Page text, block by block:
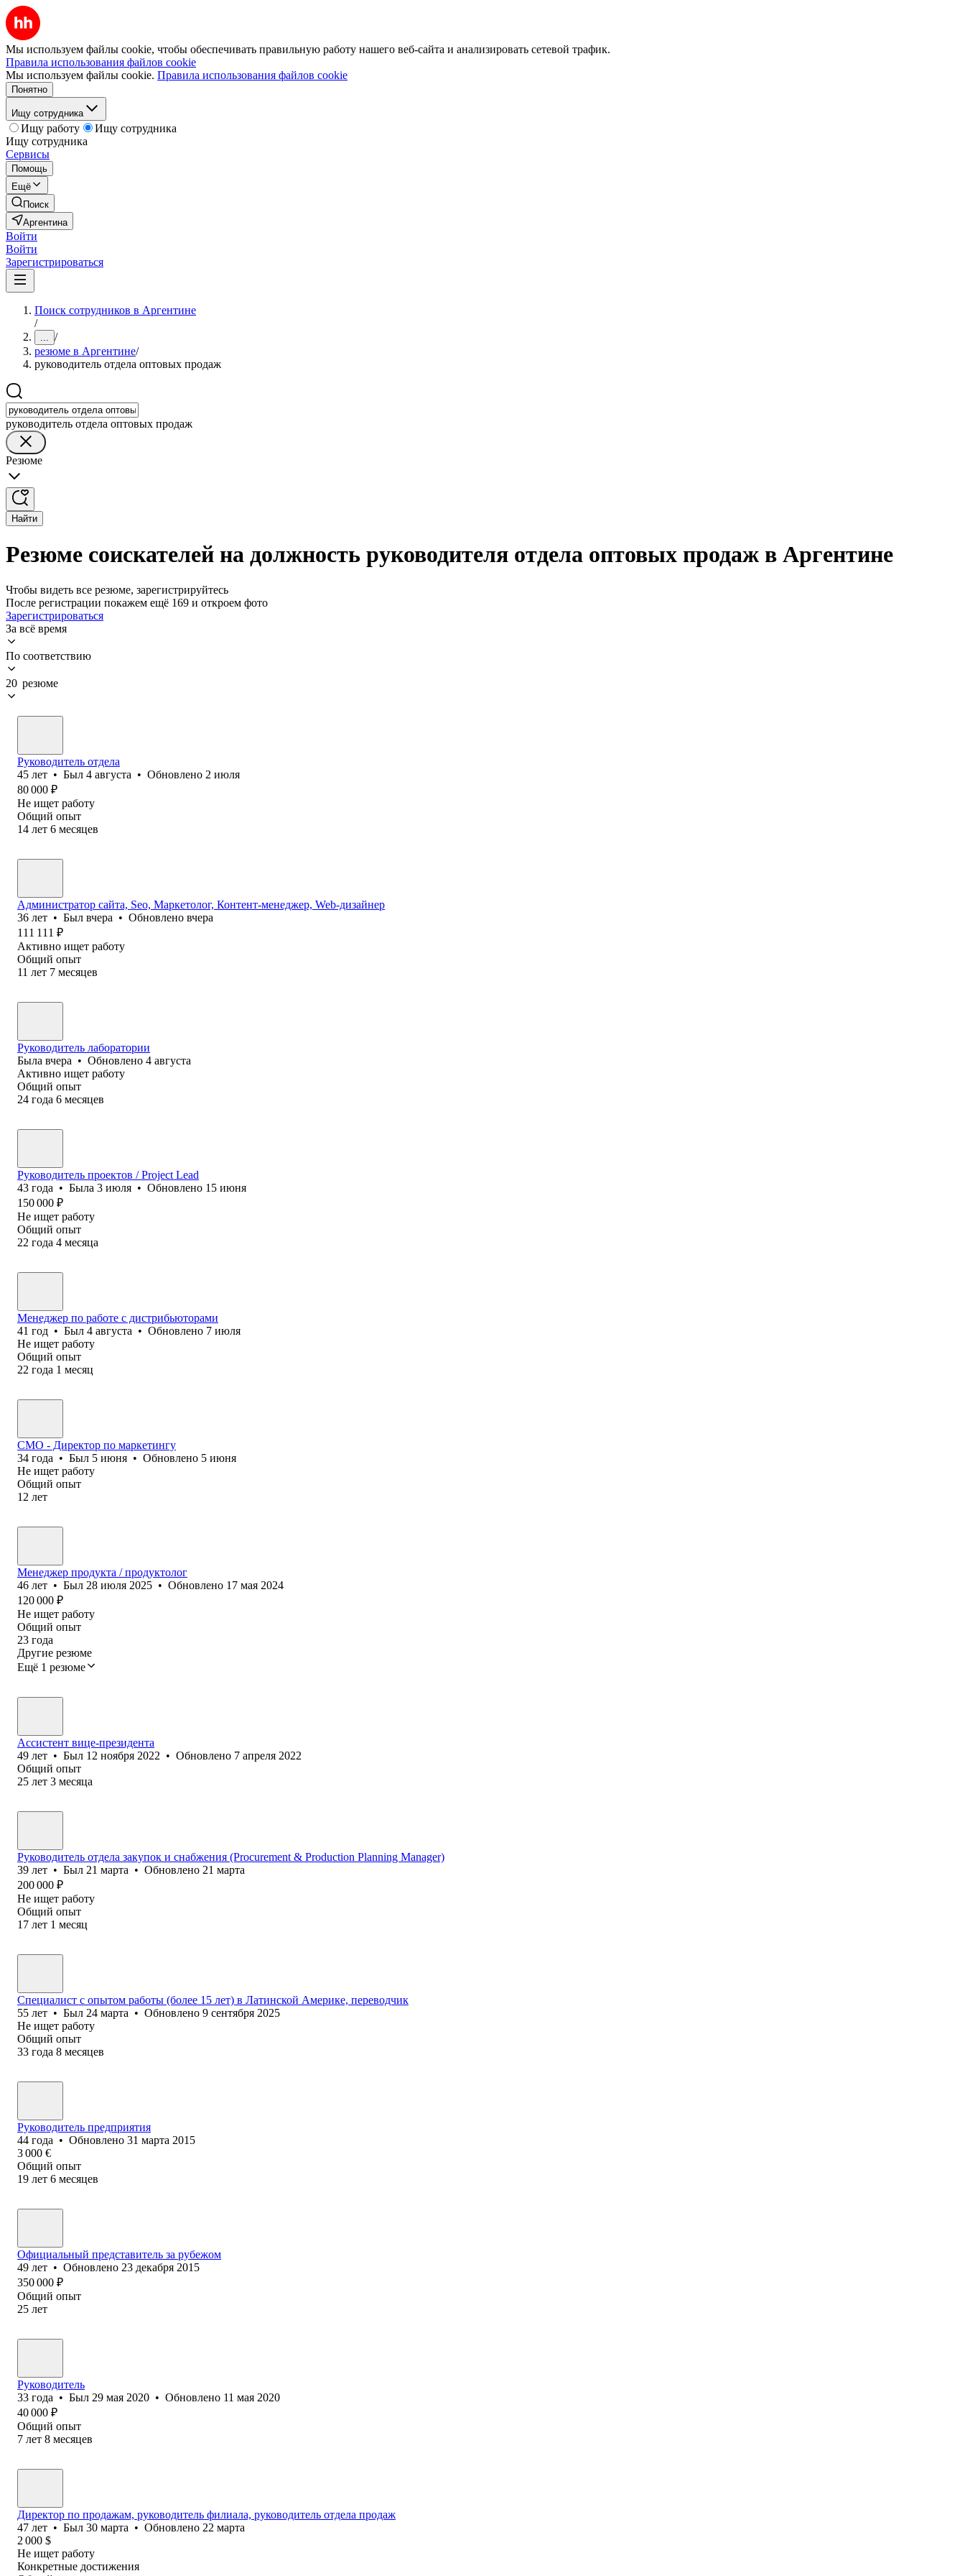
Мы используем файлы cookie, чтобы обеспечивать правильную работу нашего веб-сайта и анализировать сетевой трафик.
Правила использования файлов cookie
Мы используем файлы cookie. Правила использования файлов cookie
Понятно
Ищу сотрудника
Ищу работу
Ищу сотрудника
Ищу сотрудника
Сервисы
Помощь
Ещё
Поиск
Аргентина
Войти
Войти
Зарегистрироваться
Поиск сотрудников в Аргентине
/
... /
резюме в Аргентине/
руководитель отдела оптовых продаж
руководитель отдела оптовых продаж
Резюме
Найти
Резюме соискателей на должность руководителя отдела оптовых продаж в Аргентине
Чтобы видеть все резюме, зарегистрируйтесь
После регистрации покажем ещё 169 и откроем фото
Зарегистрироваться
За всё время
По соответствию
20 резюме
Руководитель отдела
45 лет • Был 4 августа • Обновлено 2 июля
80 000 ₽
Не ищет работу
Общий опыт
14 лет 6 месяцев
Администратор сайта, Seo, Маркетолог, Контент-менеджер, Web-дизайнер
36 лет • Был вчера • Обновлено вчера
111 111 ₽
Активно ищет работу
Общий опыт
11 лет 7 месяцев
Руководитель лаборатории
Была вчера • Обновлено 4 августа
Активно ищет работу
Общий опыт
24 года 6 месяцев
Руководитель проектов / Project Lead
43 года • Была 3 июля • Обновлено 15 июня
150 000 ₽
Не ищет работу
Общий опыт
22 года 4 месяца
Менеджер по работе с дистрибьюторами
41 год • Был 4 августа • Обновлено 7 июля
Не ищет работу
Общий опыт
22 года 1 месяц
CMO - Директор по маркетингу
34 года • Был 5 июня • Обновлено 5 июня
Не ищет работу
Общий опыт
12 лет
Менеджер продукта / продуктолог
46 лет • Был 28 июля 2025 • Обновлено 17 мая 2024
120 000 ₽
Не ищет работу
Общий опыт
23 года
Другие резюме
Ещё 1 резюме
Ассистент вице-президента
49 лет • Был 12 ноября 2022 • Обновлено 7 апреля 2022
Общий опыт
25 лет 3 месяца
Руководитель отдела закупок и снабжения (Procurement & Production Planning Manager)
39 лет • Был 21 марта • Обновлено 21 марта
200 000 ₽
Не ищет работу
Общий опыт
17 лет 1 месяц
Специалист с опытом работы (более 15 лет) в Латинской Америке, переводчик
55 лет • Был 24 марта • Обновлено 9 сентября 2025
Не ищет работу
Общий опыт
33 года 8 месяцев
Руководитель предприятия
44 года • Обновлено 31 марта 2015
3 000 €
Общий опыт
19 лет 6 месяцев
Официальный представитель за рубежом
49 лет • Обновлено 23 декабря 2015
350 000 ₽
Общий опыт
25 лет
Руководитель
33 года • Был 29 мая 2020 • Обновлено 11 мая 2020
40 000 ₽
Общий опыт
7 лет 8 месяцев
Директор по продажам, руководитель филиала, руководитель отдела продаж
47 лет • Был 30 марта • Обновлено 22 марта
2 000 $
Не ищет работу
Конкретные достижения